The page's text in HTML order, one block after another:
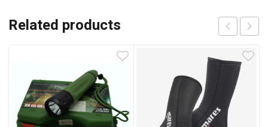
Related products